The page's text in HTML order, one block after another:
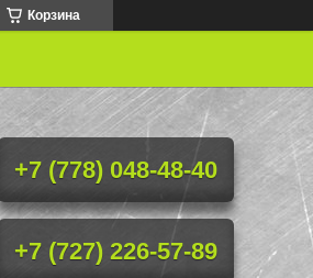
Корзина
+7 (778) 048-48-40
+7 (727) 226-57-89